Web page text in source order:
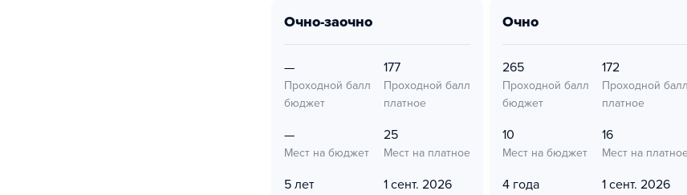
очно-заочно
—
Проходной балл
бюджет
177
Проходной балл
платное
—
Мест на бюджет
25
Мест на платное
5 лет 1 сент. 2026
очно
265
Проходной балл
бюджет
172
Проходной балл
платное
10
Мест на бюджет
16
Мест на платное
4 года 1 сент. 2026